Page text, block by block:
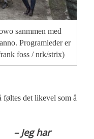
sanmmen med
Programleder er
foss / nrk/strix)
føltes det likevel som å
– Jeg har